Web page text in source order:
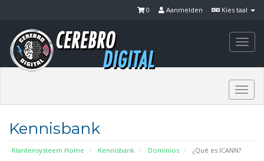
Kies taal
Aanmelden
0
Kennisbank
Klantensysteem Home Kennisbank Dominios ¿Qué es ICANN?